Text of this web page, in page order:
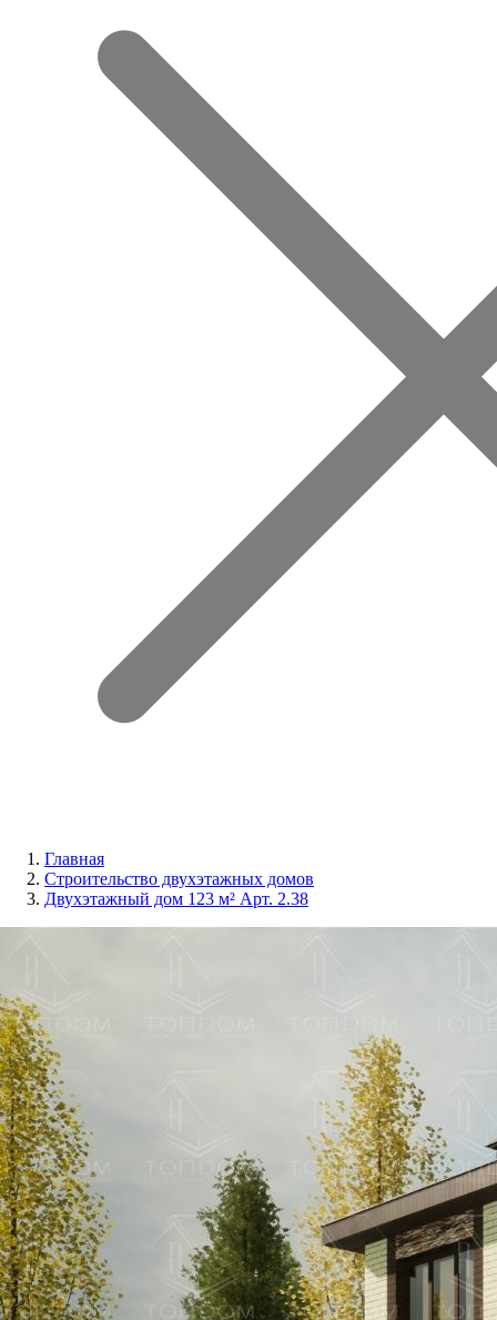
Главная
Строительство двухэтажных домов
Двухэтажный дом 123 м² Арт. 2.38